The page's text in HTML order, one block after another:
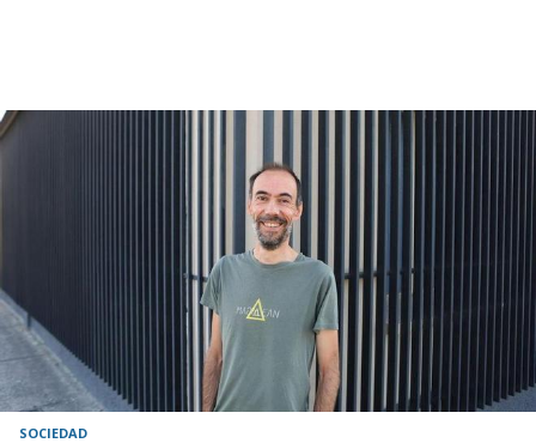
SOCIEDAD